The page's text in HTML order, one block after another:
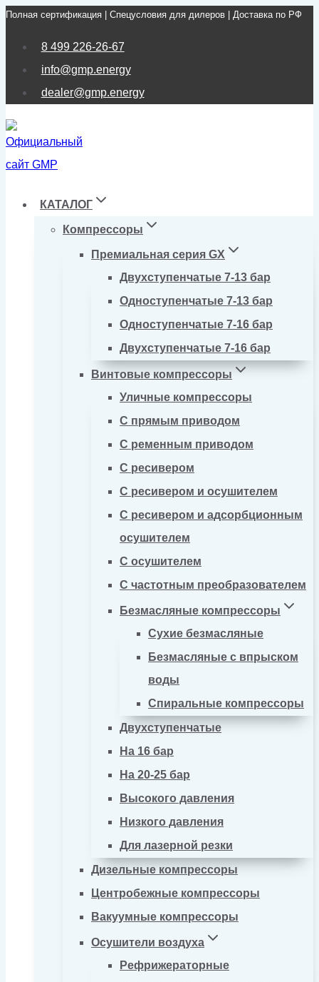
Перейти
Полная сертификация | Спецусловия для дилеров | Доставка по РФ
8 499 226-26-67
info@gmp.energy
dealer@gmp.energy
КАТАЛОГ
Компрессоры
Премиальная серия GX
Двухступенчатые 7-13 бар
Одноступенчатые 7-13 бар
Одноступенчатые 7-16 бар
Двухступенчатые 7-16 бар
Винтовые компрессоры
Уличные компрессоры
С прямым приводом
С ременным приводом
С ресивером
С ресивером и осушителем
С ресивером и адсорбционным
осушителем
С осушителем
С частотным преобразователем
Безмасляные компрессоры
Сухие безмасляные
Безмасляные с впрыском
воды
Спиральные компрессоры
Двухступенчатые
На 16 бар
На 20-25 бар
Высокого давления
Низкого давления
Для лазерной резки
Дизельные компрессоры
Центробежные компрессоры
Вакуумные компрессоры
Осушители воздуха
Рефрижераторные